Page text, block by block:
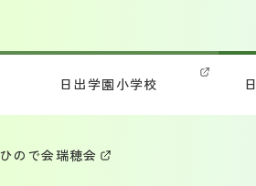
日出学園小学校
ひので会瑞穂会